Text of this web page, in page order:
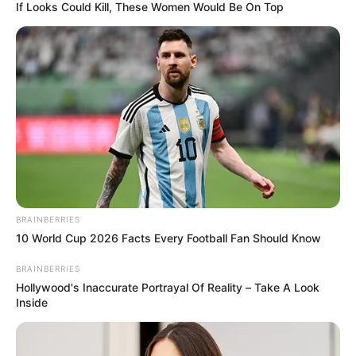
Tenemos todas las noticias que le
interesan. Para estar bien informado, por
favor, active las notificaciones de Alerta.
ACTIVAR AHORA
TEMAS DESTACADOS
PARQUE DE DIVERSIONES
ELECCIONES PRESIDENCIALES
FENÓMENO DEL NIÑO
IBAL
If Looks Could Kill, These Women Would Be On Top
BRAINBERRIES
10 World Cup 2026 Facts Every Football Fan Should Know
BRAINBERRIES
Hollywood's Inaccurate Portrayal Of Reality – Take A Look
Inside